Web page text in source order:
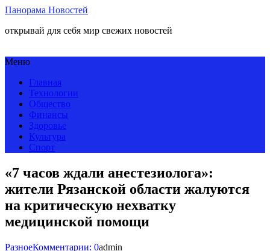
Панорама Новостей
открывай для себя мир свежих новостей
Меню
Главная
Технологии
Общество
Финансы
Здоровье
Культура
Спорт
«7 часов ждали анестезиолога»:
жители Рязанской области жалуются
на критическую нехватку
медицинской помощи
РазноеКомментарии: 0admin